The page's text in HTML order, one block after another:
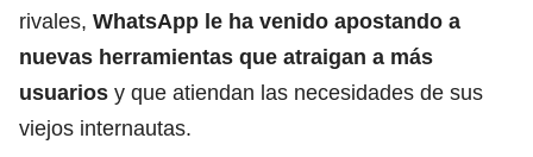
rivales, WhatsApp le ha venido apostando a
nuevas herramientas que atraigan a más
usuarios y que atiendan las necesidades de sus
viejos internautas.